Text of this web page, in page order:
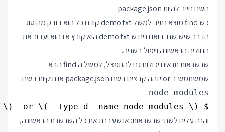
השם חייב להיות package.json
כש find מוצא נתיב למשל demo.txt קודם כל הוא בודק מה סוג
הדבר שיש שם. בואו נניח ש demo.txt הוא קובץ אז הוא יעבור את
החוליה הראשונה וייפול בשניה.
שרשראות תנאים יכולות גם להתפצל, למשל ה find הבא
שמשתמש ב or יזהה קבצים בשם package.json או תיקיות בשם
node_modules
:
$ find . \( -type f -name package.json \) -or \( -type d -name node_modules \)
והנה עלינו לשתי שרשראות: או שעברת את כל השרשרת הראשונה,